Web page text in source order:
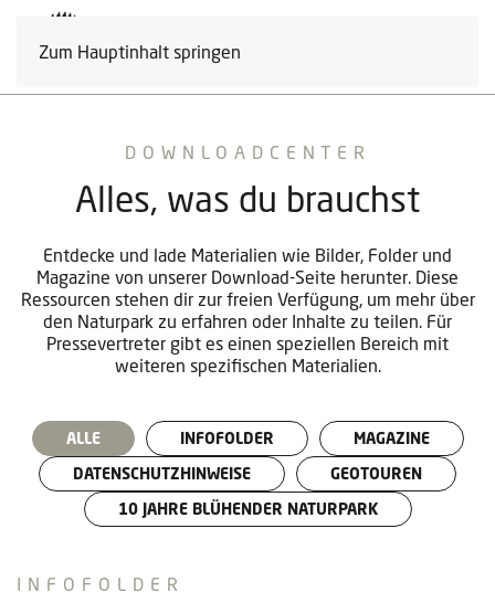
Zum Hauptinhalt springen
DOWNLOADCENTER
Alles, was du brauchst
Entdecke und lade Materialien wie Bilder, Folder und
Magazine von unserer Download-Seite herunter. Diese
Ressourcen stehen dir zur freien Verfügung, um mehr über
den Naturpark zu erfahren oder Inhalte zu teilen. Für
Pressevertreter gibt es einen speziellen Bereich mit
weiteren spezifischen Materialien.
ALLE INFOFOLDER
MAGAZINE
DATENSCHUTZHINWEISE
GEOTOUREN
10 JAHRE BLÜHENDER NATURPARK
INFOFOLDER